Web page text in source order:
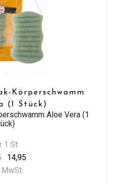
Körperschwamm
(1 Stück)
Aloe Vera (1
1 St
14,95
MwSt